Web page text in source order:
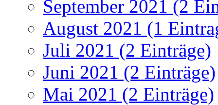
September 2021 (2
August 2021 (1
Juli 2021 (2 Einträge)
Juni 2021 (2 Einträge)
Mai 2021 (2 Einträge)